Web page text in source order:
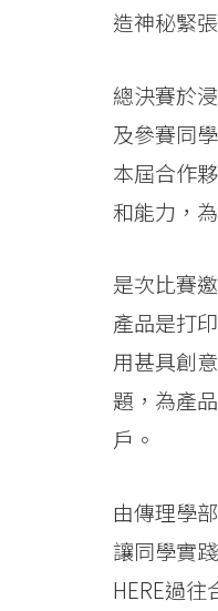
2016」
造神秘緊
總決賽於
及參賽同
本屆合作
和能力，
是次比賽
產品是打
用甚具創
題，為產
戶。
由傳理學
讓同學實
HERE過